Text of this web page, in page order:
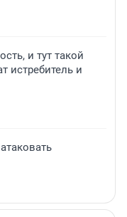
и тут такой
истребитель и